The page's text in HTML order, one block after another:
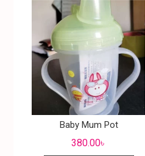
Baby Mum Pot
380.00৳